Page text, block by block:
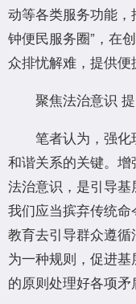
动等各类服务功能，
钟便民服务圈”，在
众排忧解难，提供便
聚焦法治意识
笔者认为，强
和谐关系的关键。增
法治意识，是引导基
我们应当摈弃传统
教育去引导群众遵
为一种规则，促进
的原则处理好各项矛